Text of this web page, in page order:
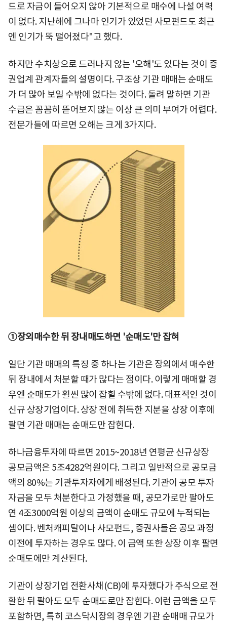
드로 자금이 들어오지 않아 기본적으로 매수에 나설 여력
이 없다. 지난해에 그나마 인기가 있었던 사모펀드도 최근
엔 인기가 뚝 떨어졌다"고 했다.
하지만 수치상으로 드러나지 않는 '오해'도 있다는 것이 증
권업계 관계자들의 설명이다. 구조상 기관 매매는 순매도
가 더 많아 보일 수밖에 없다는 것이다. 돌려 말하면 기관
수급은 꼼꼼히 뜯어보지 않는 이상 큰 의미 부여가 어렵다.
전문가들에 따르면 오해는 크게 3가지다.
①장외매수한 뒤 장내매도하면 '순매도'만 잡혀
일단 기관 매매의 특징 중 하나는 기관은 장외에서 매수한
뒤 장내에서 처분할 때가 많다는 점이다. 이렇게 매매할 경
우엔 순매도가 훨씬 많이 잡힐 수밖에 없다. 대표적인 것이
신규 상장기업이다. 상장 전에 취득한 지분을 상장 이후에
팔면 기관 매매는 순매도만 잡힌다.
하나금융투자에 따르면 2015~2018년 연평균 신규상장
공모금액은 5조4282억원이다. 그리고 일반적으로 공모금
액의 80%는 기관투자자에게 배정된다. 기관이 공모 투자
자금을 모두 처분한다고 가정했을 때, 공모가로만 팔아도
연 4조3000억원 이상의 금액이 순매도 규모에 누적되는
셈이다. 벤처캐피탈이나 사모펀드, 증권사들은 공모 과정
이전에 투자하는 경우도 많다. 이 금액 또한 상장 이후 팔면
순매도에만 계산된다.
기관이 상장기업 전환사채(CB)에 투자했다가 주식으로 전
환한 뒤 팔아도 모두 순매도로만 잡힌다. 이런 금액을 모두
포함하면, 특히 코스닥시장의 경우엔 기관 순매매 규모가